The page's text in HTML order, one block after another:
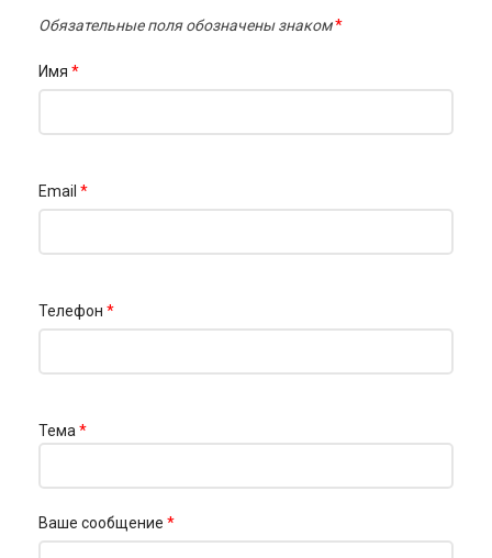
Обязательные поля обозначены знаком*
Имя *
Email *
Телефон *
Тема *
Ваше сообщение *